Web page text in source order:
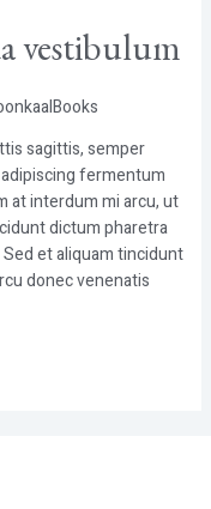
vestibulum
sagittis, semper
fermentum
at interdum mi arcu, ut
dictum pharetra
et aliquam tincidunt
donec venenatis